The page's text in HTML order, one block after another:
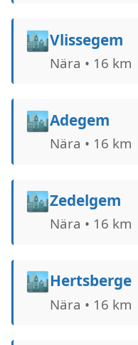
🏙️Vlissegem
Nära • 16 km
🏙️Adegem
Nära • 16 km
🏙️Zedelgem
Nära • 16 km
🏙️Hertsberge
Nära • 16 km